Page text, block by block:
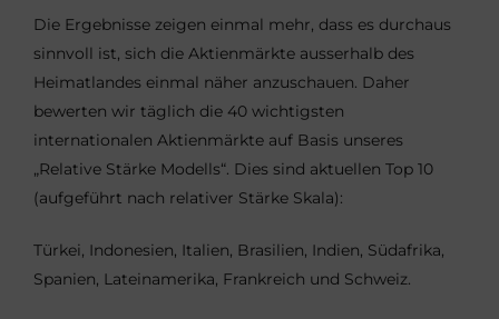
Die Ergebnisse zeigen einmal mehr, dass es durchaus
sinnvoll ist, sich die Aktienmärkte ausserhalb des
Heimatlandes einmal näher anzuschauen. Daher
bewerten wir täglich die 40 wichtigsten
internationalen Aktienmärkte auf Basis unseres
„Relative Stärke Modells“. Dies sind aktuellen Top 10
(aufgeführt nach relativer Stärke Skala):
Türkei, Indonesien, Italien, Brasilien, Indien, Südafrika,
Spanien, Lateinamerika, Frankreich und Schweiz.